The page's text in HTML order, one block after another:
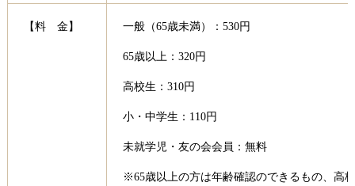
【料 金】 一般（65歳未満）：530円
65歳以上：320円
高校生：310円
小・中学生：110円
未就学児・友の会会員：無料
※65歳以上の方は年齢確認のできるもの、高